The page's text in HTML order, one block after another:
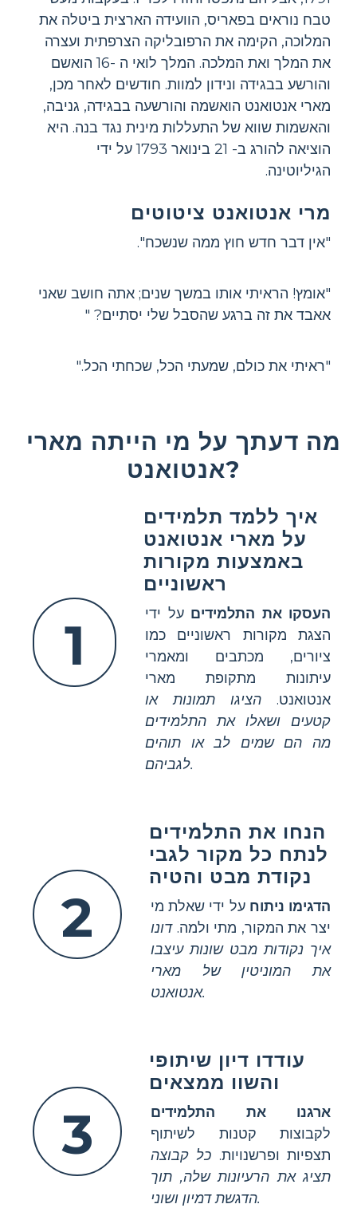
טבח נוראים בפאריס, הוועידה הארצית ביטלה את
המלוכה, הקימה את הרפובליקה הצרפתית ועצרה
את המלך ואת המלכה. המלך לואי ה -16 הואשם
והורשע בבגידה ונידון למוות. חודשים לאחר מכן,
מארי אנטואנט הואשמה והורשעה בבגידה, גניבה,
והאשמות שווא של התעללות מינית נגד בנה. היא
הוציאה להורג ב- 21 בינואר 1793 על ידי
הגיליוטינה.
מרי אנטואנט ציטוטים
"אין דבר חדש חוץ ממה שנשכח".
"אומץ! הראיתי אותו במשך שנים; אתה חושב שאני
אאבד את זה ברגע שהסבל שלי יסתיים? "
"ראיתי את כולם, שמעתי הכל, שכחתי הכל."
מה דעתך על מי הייתה מארי
אנטואנט?
1
איך ללמד תלמידים
על מארי אנטואנט
באמצעות מקורות
ראשוניים
העסקו את התלמידים על ידי
הצגת מקורות ראשוניים כמו
ציורים, מכתבים ומאמרי
עיתונות מתקופת מארי
אנטואנט. הציגו תמונות או
קטעים ושאלו את התלמידים
מה הם שמים לב או תוהים
לגביהם.
2
הנחו את התלמידים
לנתח כל מקור לגבי
נקודת מבט והטיה
הדגימו ניתוח על ידי שאלת מי
יצר את המקור, מתי ולמה.דונו
איך נקודות מבט שונות עיצבו
את המוניטין של מארי
אנטואנט.
3
עודדו דיון שיתופי
והשוו ממצאים
ארגנו את התלמידים
לקבוצות קטנות לשיתוף
תצפיות ופרשנויות. כל קבוצה
תציג את הרעיונות שלה, תוך
הדגשת דמיון ושוני.